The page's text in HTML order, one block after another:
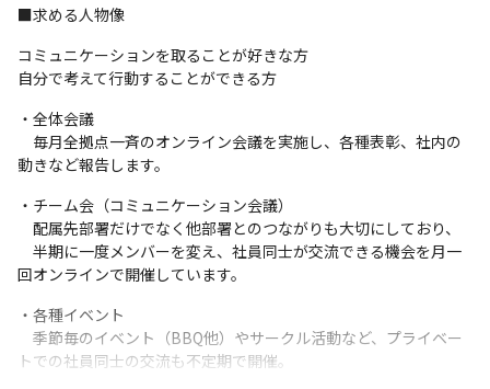
  プロジェクトの一例
￣￣￣￣￣￣￣￣￣￣
◎システムソリューション
・配車管理システム開発
・ECサイト開発
◎LABO型開発
・オンライン本人確認システム開発
・電子書籍配信サイト開発
◎受託開発
・モバイルオーダーシステム開発
・SNS連携システム開発
様々なソリューションの提供を通じて、企業の事業成長を加速さ
せるような「真のDX実現」を支援しております！
■求める人物像
コミュニケーションを取ることが好きな方
自分で考えて行動することができる方
・全体会議
毎月全拠点一斉のオンライン会議を実施し、各種表彰、社内の
動きなど報告します。
・チーム会（コミュニケーション会議）
配属先部署だけでなく他部署とのつながりも大切にしており、
半期に一度メンバーを変え、社員同士が交流できる機会を月一
回オンラインで開催しています。
・各種イベント
季節毎のイベント（BBQ他）やサークル活動など、プライベー
トでの社員同士の交流も不定期で開催。